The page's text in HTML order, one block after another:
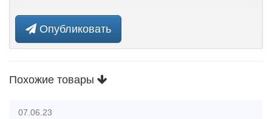
Опубликовать
Похожие товары
07.06.23